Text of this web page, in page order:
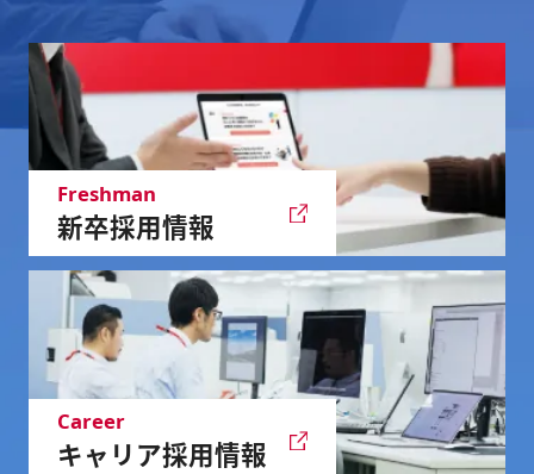
新卒採用情報
Freshman
キャリア採用情報
Career